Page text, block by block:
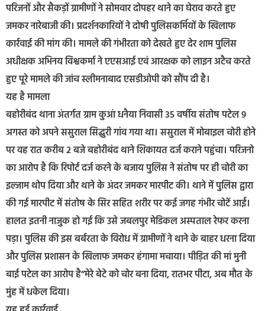
परिजनों और सैकड़ों ग्रामीणों ने सोमवार दोपहर थाने का घेराव करते हुए
जमकर नारेबाजी की। प्रदर्शनकारियों ने दोषी पुलिसकर्मियों के खिलाफ
कार्रवाई की मांग की। मामले की गंभीरता को देखते हुए देर शाम पुलिस
अधीक्षक अभिनय विश्वकर्मा ने एएसआई एवं आरक्षक को लाइन अटैच करते
हुए पूरे मामले की जांच स्लीमनाबाद एसडीओपी को सौंप दी है।
यह है मामला
बहोरीबंद थाना अंतर्गत ग्राम कुआं धनैया निवासी 35 वर्षीय संतोष पटेल 9
अगस्त को अपने ससुराल सिद्धुरी गांव गया था। ससुराल में मोबाइल चोरी होने
पर वह रात करीब 2 बजे बहोरीबंद थाने शिकायत दर्ज कराने पहुंचा। परिजनो
का आरोप है कि रिपोर्ट दर्ज करने के बजाय पुलिस ने संतोष पर ही चोरी का
इल्जाम थोप दिया और थाने के अंदर जमकर मारपीट की। थाने में पुलिस द्वारा
की गई मारपीट में संतोष के सिर सहित शरीर पर कई जगह गंभीर चोटें आईं।
हालत इतनी नाजुक हो गई कि उसे जबलपुर मेडिकल अस्पताल रेफर करना
पड़ा। पुलिस की इस बर्बरता के विरोध में ग्रामीणों ने थाने के बाहर धरना दिया
और पुलिस प्रशासन के खिलाफ जमकर हंगामा मचाया। पीड़ित की मां मुनी
बाई पटेल का आरोप है”मेरे बेटे को चोर बना दिया, रातभर पीटा, अब मौत के
मुंह में धकेल दिया।